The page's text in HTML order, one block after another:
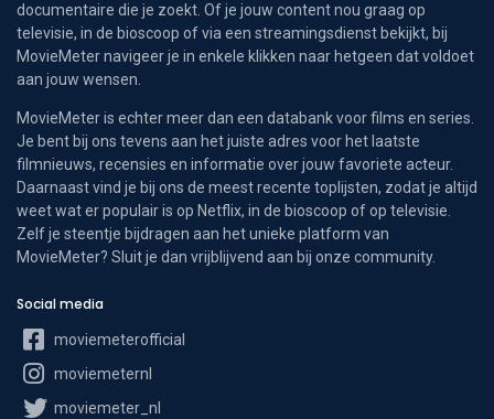
documentaire die je zoekt. Of je jouw content nou graag op
televisie, in de bioscoop of via een streamingsdienst bekijkt, bij
MovieMeter navigeer je in enkele klikken naar hetgeen dat voldoet
aan jouw wensen.
MovieMeter is echter meer dan een databank voor films en series.
Je bent bij ons tevens aan het juiste adres voor het laatste
filmnieuws, recensies en informatie over jouw favoriete acteur.
Daarnaast vind je bij ons de meest recente toplijsten, zodat je altijd
weet wat er populair is op Netflix, in de bioscoop of op televisie.
Zelf je steentje bijdragen aan het unieke platform van
MovieMeter? Sluit je dan vrijblijvend aan bij onze community.
Social media
moviemeterofficial
moviemeternl
moviemeter_nl